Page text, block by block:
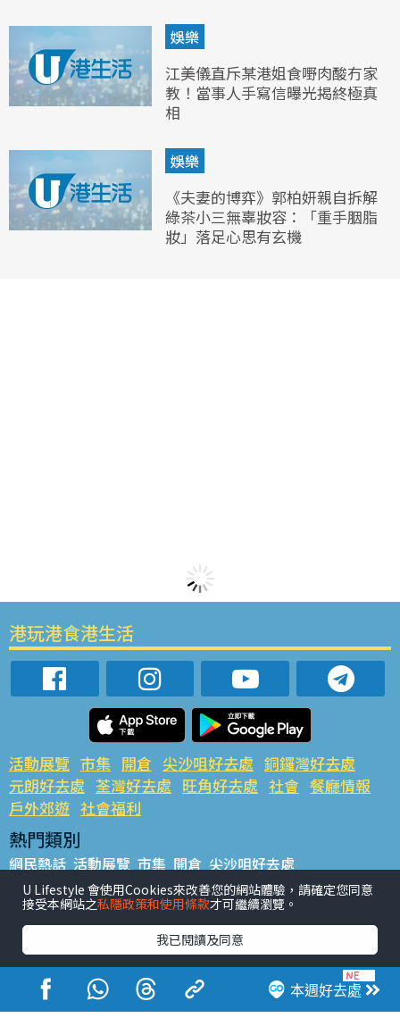
娛樂
江美儀直斥某港姐食嘢肉酸冇家
教！當事人手寫信曝光揭終極真
相
娛樂
《夫妻的博弈》郭柏妍親自拆解
綠茶小三無辜妝容：「重手胭脂
妝」落足心思有玄機
本週好去處
港玩港食港生活
活動展覽 市集 開倉 尖沙咀好去處 銅鑼灣好去處
元朗好去處 荃灣好去處 旺角好去處 社會 餐廳情報
戶外郊遊 社會福利
熱門類別
網民熱話 活動展覽 市集 開倉 尖沙咀好去處
銅鑼灣好去處 元朗好去處 荃灣好去處 旺角好去處 社會
餐廳情報 戶外郊遊
熱門標籤
#UGO搵好去處 #人氣活動推介 #美食社群熱話
#親子玩樂好去處
#ULifestyle應用程式
#限時搶
#UJetso禮物放送
#ULifestyle商戶中心 #著數 #網絡熱話
U Lifestyle 會使用Cookies來改善您的網站體驗，請確定您同意
接受本網站之私隱政策和使用條款才可繼續瀏覽。
我已閱讀及同意